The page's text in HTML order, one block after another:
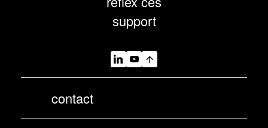
support
contact